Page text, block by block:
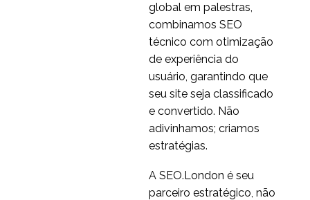
global em palestras,
combinamos SEO
técnico com otimização
de experiência do
usuário, garantindo que
seu site seja classificado
e convertido. Não
adivinhamos; criamos
estratégias.
A SEO.London é seu
parceiro estratégico, não